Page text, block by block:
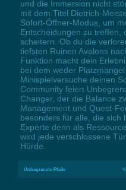
und die Immersion nicht
mit dem Titel Dietrich-
Sofort-Öffner-Modus, um
Entscheidungen zu treffen,
scheitern. Ob du die
tiefsten Ruinen Avalons
Funktion macht dein
bei dem weder
Minispielversuche deinen
Community feiert
Changer, der die Balance
Management und Quest-
besonders für alle, die sich
Experte denn als
wird jede verschlossene
Hürde.
Unbegrenzte Pfeile